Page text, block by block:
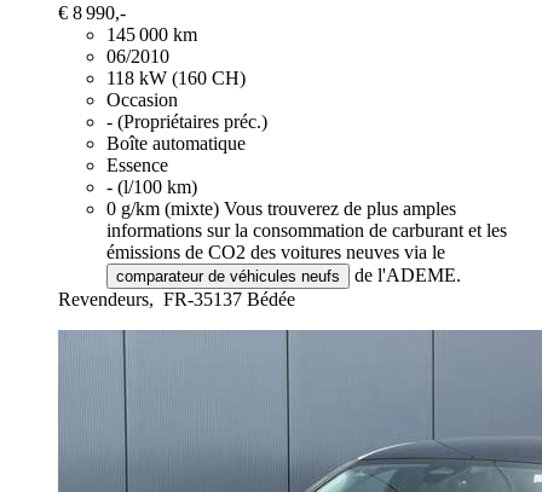
€ 8 990,-
145 000 km
06/2010
118 kW (160 CH)
Occasion
- (Propriétaires préc.)
Boîte automatique
Essence
- (l/100 km)
0 g/km (mixte) Vous trouverez de plus amples
informations sur la consommation de carburant et les
émissions de CO2 des voitures neuves via le
comparateur de véhicules neufs
de l'ADEME.
Revendeurs, FR-35137 Bédée